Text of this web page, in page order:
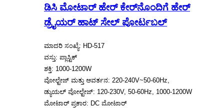
ಡಿಸಿ ಮೋಟಾರ್ ಹೇರ್ ಕೇರ್‌ನೊಂದಿಗೆ ಹೇರ್
ಡ್ರೈಯರ್ ಹಾಟ್ ಸೇಲ್ ಪೋರ್ಟಬಲ್
ಮಾದರಿ ಸಂಖ್ಯೆ: HD-517
ವಸ್ತು: ಪ್ಲಾಸ್ಟಿಕ್
ಶಕ್ತಿ: 1000-1200W
ವೋಲ್ಟೇಜ್ ಮತ್ತು ಆವರ್ತನ: 220-240V~50-60Hz,
ಡ್ಯುಯಲ್ ವೋಲ್ಟೇಜ್: 120-230V, 50-60Hz, 1000-1200W
ಮೋಟಾರ್ ಪ್ರಕಾರ: DC ಮೋಟಾರ್